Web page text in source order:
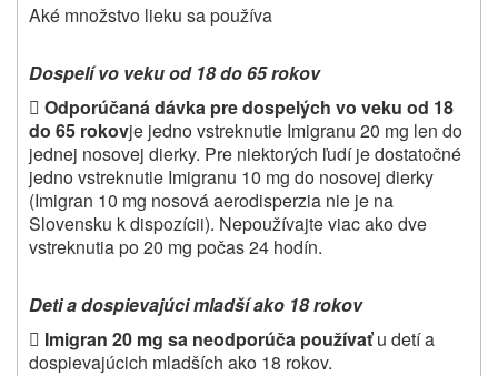
Aké množstvo lieku sa používa
Dospelí vo veku od 18 do 65 rokov
 Odporúčaná dávka pre dospelých vo veku od 18
do 65 rokovje jedno vstreknutie Imigranu 20 mg len do
jednej nosovej dierky. Pre niektorých ľudí je dostatočné
jedno vstreknutie Imigranu 10 mg do nosovej dierky
(Imigran 10 mg nosová aerodisperzia nie je na
Slovensku k dispozícii). Nepoužívajte viac ako dve
vstreknutia po 20 mg počas 24 hodín.
Deti a dospievajúci mladší ako 18 rokov
 Imigran 20 mg sa neodporúča používať u detí a
dospievajúcich mladších ako 18 rokov.